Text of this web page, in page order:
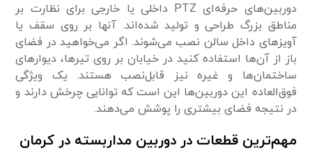
دوربین‌های حرفه‌ای PTZ داخلی یا خارجی برای نظارت بر
مناطق بزرگ طراحی و تولید شده‌اند. آنها بر روی سقف یا
آویزهای داخل سالن نصب می‌شوند. اگر می‌خواهید در فضای
باز از آن‌ها استفاده کنید در خیابان بر روی تیرها، دیوارهای
ساختمان‌ها و غیره نیز قابل‌نصب هستند. یک ویژگی
فوق‌العاده این دوربین‌ها این است که توانایی چرخش دارند و
در نتیجه فضای بیشتری را پوشش می‌دهند.
مهم‌ترین قطعات در دوربین مداربسته در کرمان